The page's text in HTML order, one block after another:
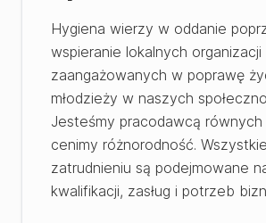
Hygiena wierzy w oddanie
wspieranie lokalnych organizacji
zaangażowanych w poprawę
młodzieży w naszych
Jesteśmy pracodawcą równych
cenimy różnorodność.
zatrudnieniu są podejmowane
kwalifikacji, zasług i potrzeb